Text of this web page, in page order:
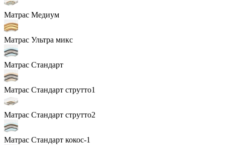
Матрас Медиум
Матрас Ультра микс
Матрас Стандарт
Матрас Стандарт струтто1
Матрас Стандарт струтто2
Матрас Стандарт кокос-1